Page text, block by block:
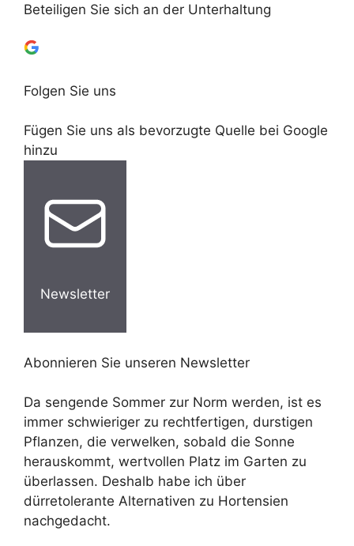
Beteiligen Sie sich an der Unterhaltung
Folgen Sie uns
Fügen Sie uns als bevorzugte Quelle bei Google
hinzu
Newsletter
Abonnieren Sie unseren Newsletter
Da sengende Sommer zur Norm werden, ist es
immer schwieriger zu rechtfertigen, durstigen
Pflanzen, die verwelken, sobald die Sonne
herauskommt, wertvollen Platz im Garten zu
überlassen. Deshalb habe ich über
dürretolerante Alternativen zu Hortensien
nachgedacht.